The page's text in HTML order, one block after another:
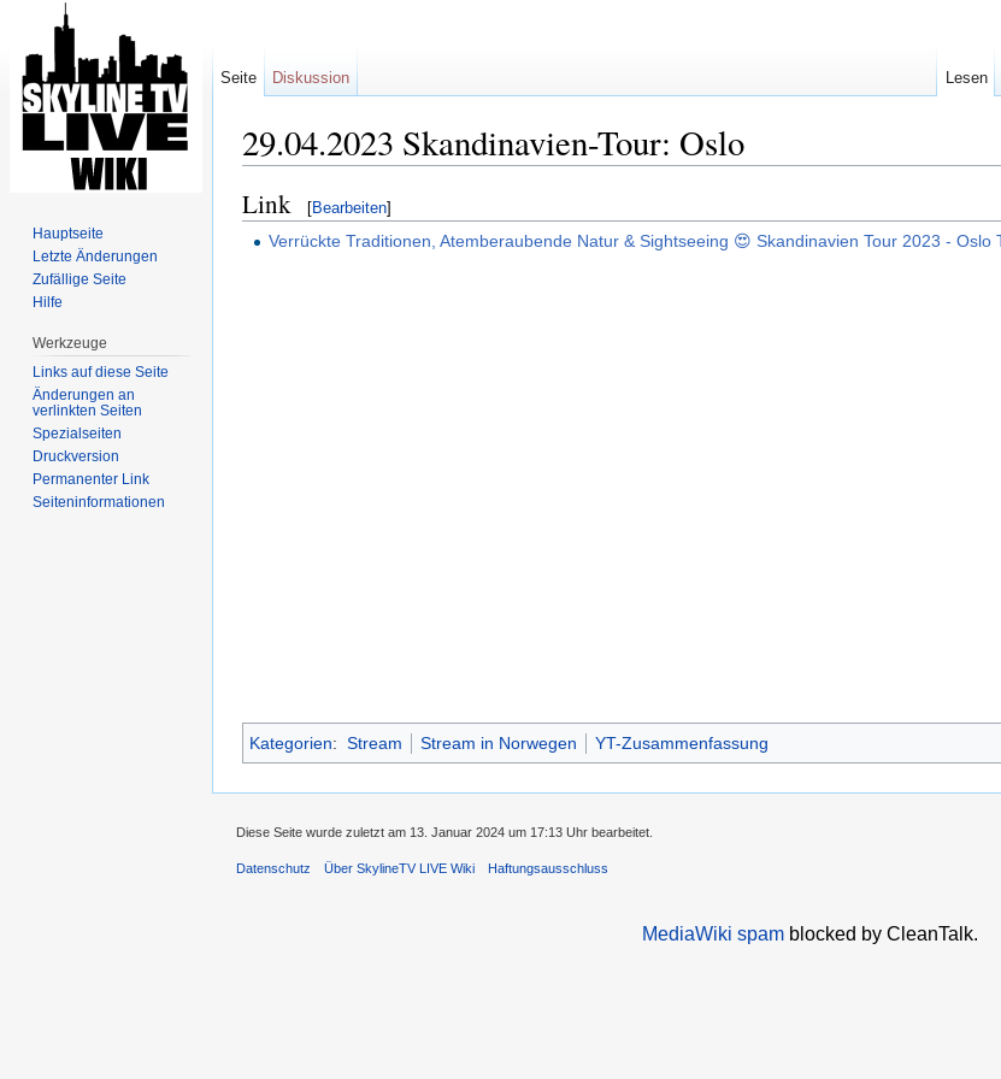
29.04.2023 Skandinavien-Tour: Oslo
Link [Bearbeiten]
Verrückte Traditionen, Atemberaubende Natur & Sightseeing 😍 Skandinavien Tour 2023 - Oslo
Kategorien: Stream Stream in Norwegen YT-Zusammenfassung
Seite Diskussion Lesen
Hauptseite
Letzte Änderungen
Zufällige Seite
Hilfe
Werkzeuge
Links auf diese Seite
Änderungen an
verlinkten Seiten
Spezialseiten
Druckversion
Permanenter Link
Seiten­informationen
Diese Seite wurde zuletzt am 13. Januar 2024 um 17:13 Uhr bearbeitet.
Datenschutz Über SkylineTV LIVE Wiki Haftungsausschluss
MediaWiki spamblocked by CleanTalk.